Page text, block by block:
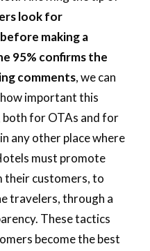
look for
making a
95% confirms the
comments, we can
important this
both for OTAs and for
any other place where
must promote
their customers, to
travelers, through a
These tactics
become the best